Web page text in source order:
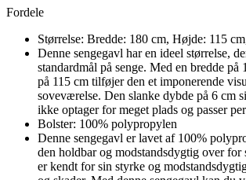
Fordele
Størrelse: Bredde: 180 cm, Højde: 115
Denne sengegavl har en ideel størrelse,
standardmål på senge. Med en bredde på
på 115 cm tilføjer den et imponerende
soveværelse. Den slanke dybde på 6 cm
ikke optager for meget plads og passer
Bolster: 100% polypropylen
Denne sengegavl er lavet af 100%
den holdbar og modstandsdygtig over
er kendt for sin styrke og